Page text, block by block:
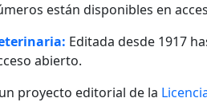
están disponibles en
Editada desde 1917
abierto.
proyecto editorial de la